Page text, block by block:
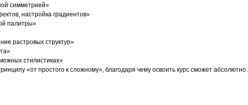
симметрией»
настройка градиентов»
палитры»
растровых структур»
стилистиках»
«от простого к сложному», благодаря чему освоить курс сможет